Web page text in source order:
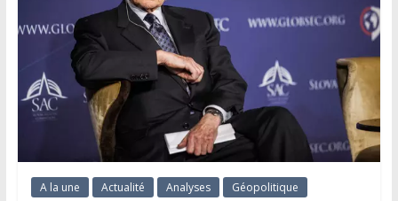
A la une Actualité Analyses Géopolitique